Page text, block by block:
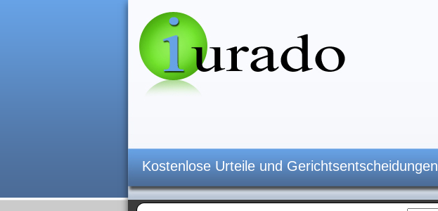
Kostenlose Urteile und Gerichtsentscheidungen